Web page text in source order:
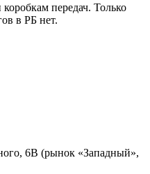
передач. Только
в РБ нет.
6В (рынок «Западный»,